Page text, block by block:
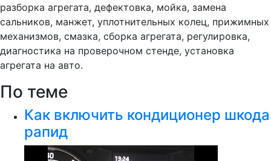
разборка агрегата, дефектовка, мойка, замена
сальников, манжет, уплотнительных колец, прижимных
механизмов, смазка, сборка агрегата, регулировка,
диагностика на проверочном стенде, установка
агрегата на авто.
По теме
Как включить кондиционер шкода
рапид